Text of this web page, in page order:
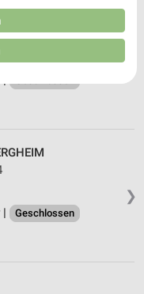
❯
❯
|
Geschlossen
Entwicklung und
Daten zur Auswahl
weitergegeben und in die
von